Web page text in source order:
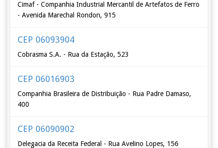
Cimaf - Companhia Industrial Mercantil de Artefatos de Ferro
- Avenida Marechal Rondon, 915
CEP 06093904
Cobrasma S.A. - Rua da Estação, 523
CEP 06016903
Companhia Brasileira de Distribuição - Rua Padre Damaso,
400
CEP 06090902
Delegacia da Receita Federal - Rua Avelino Lopes, 156